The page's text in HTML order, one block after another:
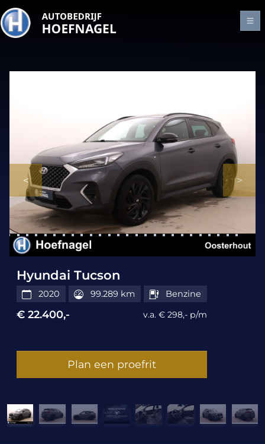
Hyundai Tucson
2020 99.289 km Benzine
€ 22.400,- v.a. € 298,- p/m
Plan een proefrit